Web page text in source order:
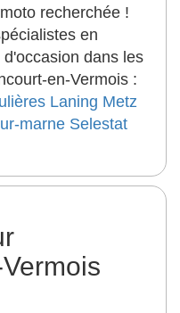
recherchée !
en
dans les
en-Vermois :
Laning Metz
marne Selestat